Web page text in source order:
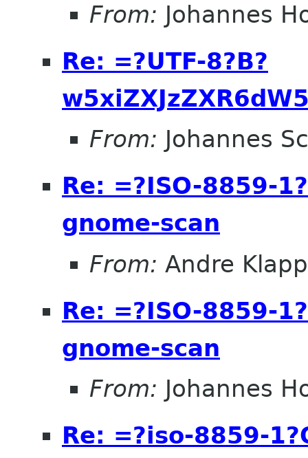
From: Johannes
Re: =?UTF-8?B?
From: Johannes
Re: =?ISO-8859-
gnome-scan
From: Andre
Re: =?ISO-8859-
gnome-scan
From: Johannes
Re: =?iso-8859-